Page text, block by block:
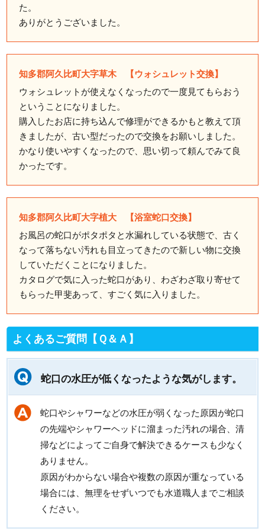
た。
ありがとうございました。
知多郡阿久比町大字草木 【ウォシュレット交換】
ウォシュレットが使えなくなったので一度見てもらおう
ということになりました。
購入したお店に持ち込んで修理ができるかもと教えて頂
きましたが、古い型だったので交換をお願いしました。
かなり使いやすくなったので、思い切って頼んでみて良
かったです。
知多郡阿久比町大字植大 【浴室蛇口交換】
お風呂の蛇口がポタポタと水漏れしている状態で、古く
なって落ちない汚れも目立ってきたので新しい物に交換
していただくことになりました。
カタログで気に入った蛇口があり、わざわざ取り寄せて
もらった甲斐あって、すごく気に入りました。
よくあるご質問【Ｑ＆Ａ】
蛇口の水圧が低くなったような気がします。
蛇口やシャワーなどの水圧が弱くなった原因が蛇口
の先端やシャワーヘッドに溜まった汚れの場合、清
掃などによってご自身で解決できるケースも少なく
ありません。
原因がわからない場合や複数の原因が重なっている
場合には、無理をせずいつでも水道職人までご相談
ください。